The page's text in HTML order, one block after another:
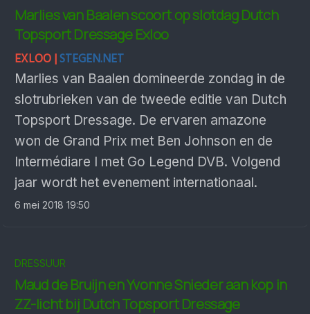
Marlies van Baalen scoort op slotdag Dutch
Topsport Dressage Exloo
EXLOO |STEGEN.NET
Marlies van Baalen domineerde zondag in de
slotrubrieken van de tweede editie van Dutch
Topsport Dressage. De ervaren amazone
won de Grand Prix met Ben Johnson en de
Intermédiare I met Go Legend DVB. Volgend
jaar wordt het evenement internationaal.
6 mei 2018 19:50
DRESSUUR
Maud de Bruijn en Yvonne Snieder aan kop in
ZZ-licht bij Dutch Topsport Dressage